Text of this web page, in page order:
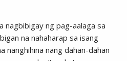
nagbibigay ng pag-aalaga sa
na nahaharap sa isang
nanghihina nang dahan-dahan